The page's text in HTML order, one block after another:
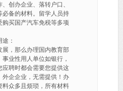
创办企业、落转户口、
必备的材料。留学人员持
购买国产汽车免税等多项
：
展，那么办理国内教育部
业性用人单位如银行，
应聘时都会需要您提供这
外企企业，无需提供！办
料众多且烦琐，所有材料